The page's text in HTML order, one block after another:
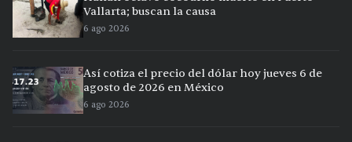
Vallarta; buscan la causa
6 ago 2026
Así cotiza el precio del dólar hoy jueves 6 de
agosto de 2026 en México
6 ago 2026